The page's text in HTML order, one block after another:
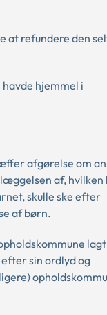
at refundere den
hjemmel i
afgørelse om
af, hvilken
skulle ske efter
af børn.
sin ordlyd og